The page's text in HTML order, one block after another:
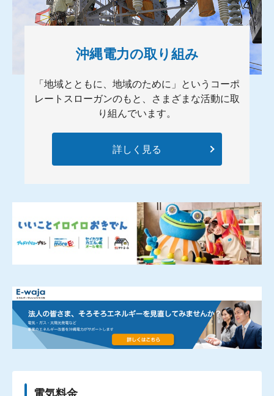
沖縄電力の取り組み
「地域とともに、地域のために」というコーポ
レートスローガンのもと、さまざまな活動に取
り組んでいます。
詳しく見る
電気料金